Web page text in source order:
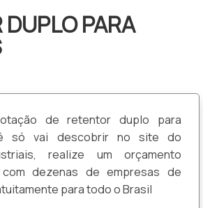
PARA
de retentor duplo para
só vai descobrir no site do
realize um orçamento
com dezenas de empresas de
para todo o Brasil